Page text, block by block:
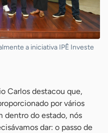
a iniciativa IPÊ Investe
Carlos destacou que,
por vários
dentro do estado, nós
dar: o passo de